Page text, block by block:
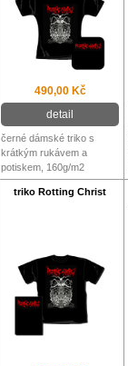
490,00 Kč
detail
černé dámské triko s
krátkým rukávem a
potiskem, 160g/m2
triko Rotting Christ